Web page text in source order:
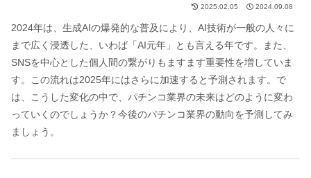
2025.02.05 2024.09.08
2024年は、生成AIの爆発的な普及により、AI技術が一般の人々に
まで広く浸透した、いわば「AI元年」とも言える年です。また、
SNSを中心とした個人間の繋がりもますます重要性を増していま
す。この流れは2025年にはさらに加速すると予測されます。で
は、こうした変化の中で、パチンコ業界の未来はどのように変わ
っていくのでしょうか？今後のパチンコ業界の動向を予測してみ
ましょう。